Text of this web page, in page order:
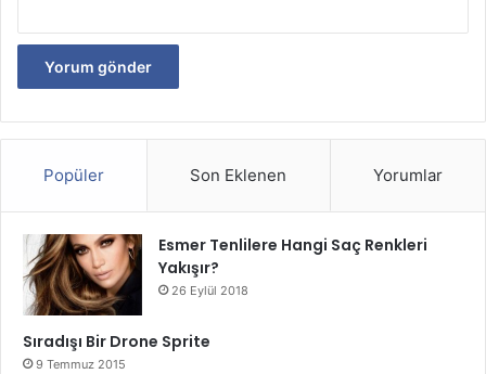
Popüler Son Eklenen Yorumlar
Esmer Tenlilere Hangi Saç Renkleri
Yakışır?
26 Eylül 2018
Sıradışı Bir Drone Sprite
9 Temmuz 2015